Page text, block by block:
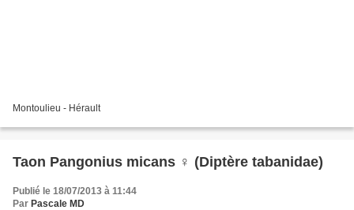
Montoulieu - Hérault
Taon Pangonius micans ♀ (Diptère tabanidae)
Publié le 18/07/2013 à 11:44
Par Pascale MD